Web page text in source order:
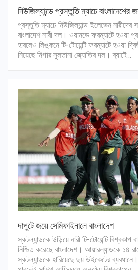
নিউজিল্যান্ডে প্রস্তুতি ম্যাচে বাংলাদেশের
প্রস্তুতি ম্যাচে নিউজিল্যান্ড ইলেভেন নারীদের
বাংলাদেশ নারী দল। ওয়ানডে ফরম্যাটে হওয়া
হারলেও লিঙ্কনে টি-টোয়েন্টি ফরম্যাটে হওয়া
নিয়েছে নিগার সুলতানা জ্যোতির দল। ব্যাটে…
দাপুটে জয়ে সেমিফাইনালে বাংলাদেশ
স্কটল্যান্ডকে উড়িয়ে নারী টি-টোয়েন্টি বিশ্বকাপ
নিশ্চিত করেছে বাংলাদেশ। আয়ারল্যান্ডকে ১৪
স্কটল্যান্ডকে হারিয়েছে ছয় উইকেটের